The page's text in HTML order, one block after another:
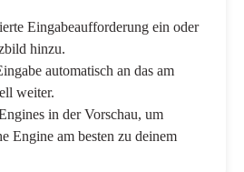
Eingabeaufforderung ein oder
hinzu.
automatisch an das am
weiter.
in der Vorschau, um
Engine am besten zu deinem